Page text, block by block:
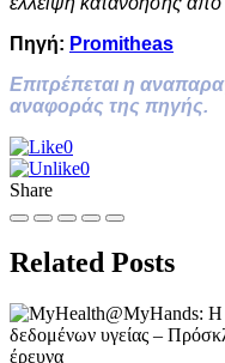
Πηγή: Promitheas
Επιτρέπεται η
αναφοράς της πηγής.
0
0
Share
Related Posts